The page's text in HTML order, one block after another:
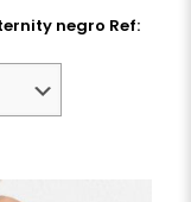
negro Ref: